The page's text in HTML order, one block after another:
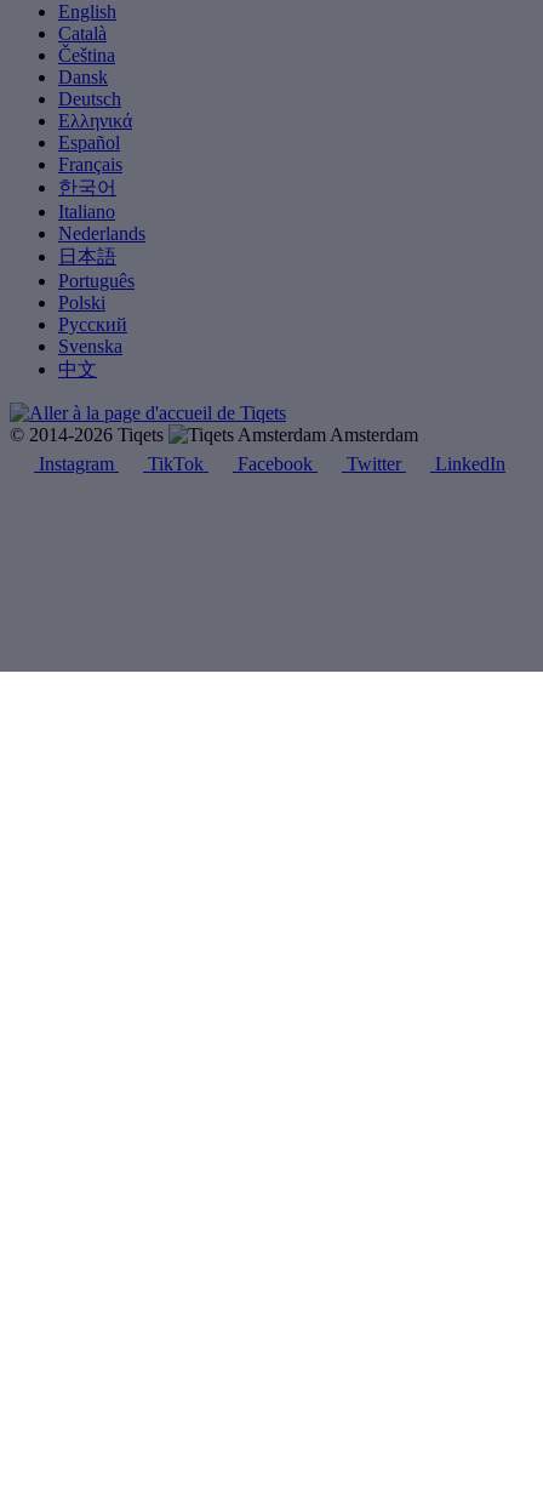
English
Català
Čeština
Dansk
Deutsch
Ελληνικά
Español
Français
한국어
Italiano
Nederlands
日本語
Português
Polski
Русский
Svenska
中文
© 2014-2026 Tiqets
Amsterdam
Instagram
TikTok Facebook Twitter LinkedIn